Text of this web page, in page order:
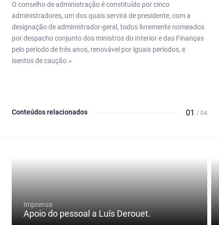
O conselho de administração é constituído por cinco
administradores, um dos quais servirá de presidente, com a
designação de administrador-geral, todos livremente nomeados
por despacho conjunto dos ministros do Interior e das Finanças
pelo período de três anos, renovável por iguais períodos, e
isentos de caução.»
Conteúdos relacionados 01 / 04
Imprensa
Apoio do pessoal a Luís Derouet.